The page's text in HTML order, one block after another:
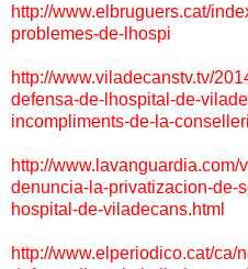
http://www.elbruguers.cat/
problemes-de-lhospi
http://www.viladecanstv.tv/
defensa-de-lhospital-de-
incompliments-de-la-
http://www.lavanguardia.com/
denuncia-la-privatizacion-de-
hospital-de-viladecans.html
http://www.elperiodico.cat/ca/